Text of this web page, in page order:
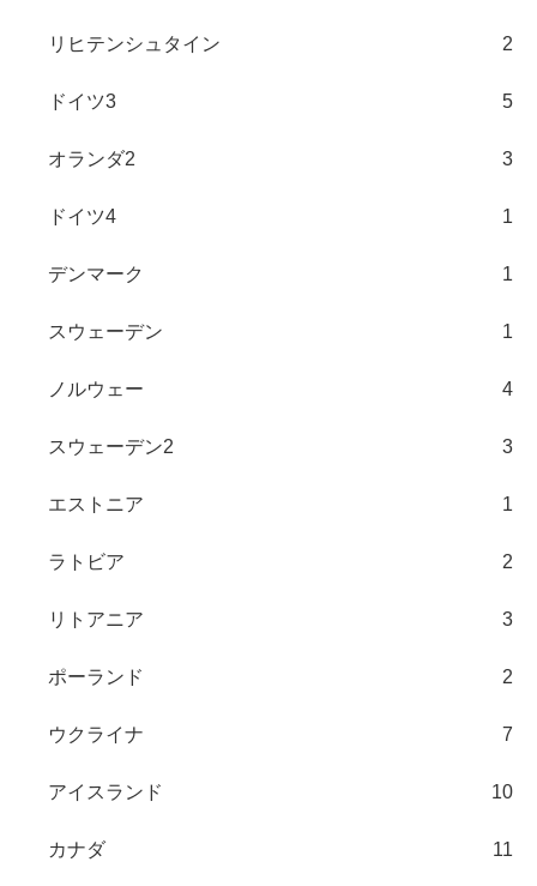
リヒテンシュタイン 2
ドイツ3 5
オランダ2 3
ドイツ4 1
デンマーク 1
スウェーデン 1
ノルウェー 4
スウェーデン2 3
エストニア 1
ラトビア 2
リトアニア 3
ポーランド 2
ウクライナ 7
アイスランド 10
カナダ 11